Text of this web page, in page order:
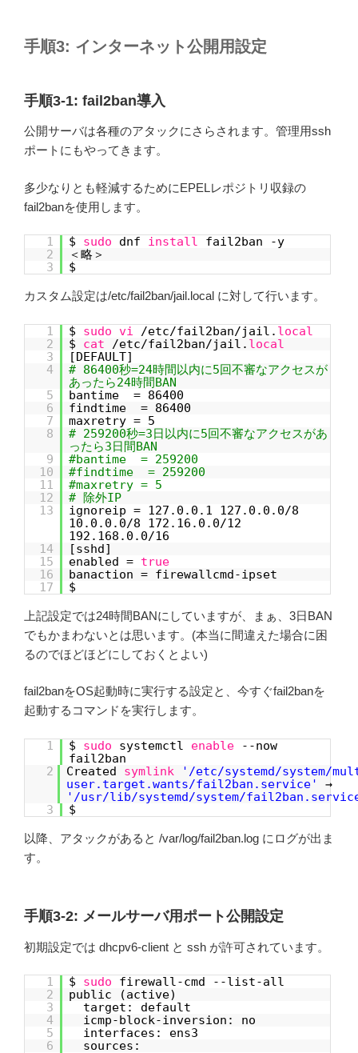
手順3: インターネット公開用設定
手順3-1: fail2ban導入
公開サーバは各種のアタックにさらされます。管理用ssh
ポートにもやってきます。
多少なりとも軽減するためにEPELレポジトリ収録の
fail2banを使用します。
1 $ sudo dnf install
fail2ban -y
2
＜略＞
3
$
カスタム設定は/etc/fail2ban/jail.local に対して行います。
1 $ sudo vi /etc/fail2ban/jail. local
2
$ cat /etc/fail2ban/jail. local
3
[DEFAULT]
4
# 86400秒=24時間以内に5回不審なアクセスが
あったら24時間BAN
5
bantime = 86400
6
findtime = 86400
7
maxretry = 5
8
# 259200秒=3日以内に5回不審なアクセスがあ
ったら3日間BAN
9
#bantime = 259200
10
#findtime = 259200
11
#maxretry = 5
12
# 除外IP
13
ignoreip = 127.0.0.1 127.0.0.0/8
10.0.0.0/8 172.16.0.0/12
192.168.0.0/16
14
[sshd]
15
enabled = true
16
banaction = firewallcmd-ipset
17
$
上記設定では24時間BANにしていますが、まぁ、3日BAN
でもかまわないとは思います。(本当に間違えた場合に困
るのでほどほどにしておくとよい)
fail2banをOS起動時に実行する設定と、今すぐfail2banを
起動するコマンドを実行します。
1 $ sudo systemctl enable
--now
fail2ban
2
Created symlink
'/etc/systemd/system/
user.target.wants/fail2ban.service'
→
'/usr/lib/systemd/system/
3
$
以降、アタックがあると /var/log/fail2ban.log にログが出ま
す。
手順3-2: メールサーバ用ポート公開設定
初期設定では dhcpv6-client と ssh が許可されています。
1 $ sudo
firewall-cmd --list-all
2
public (active)
3
target: default
4
icmp-block-inversion: no
5
interfaces: ens3
6
sources: